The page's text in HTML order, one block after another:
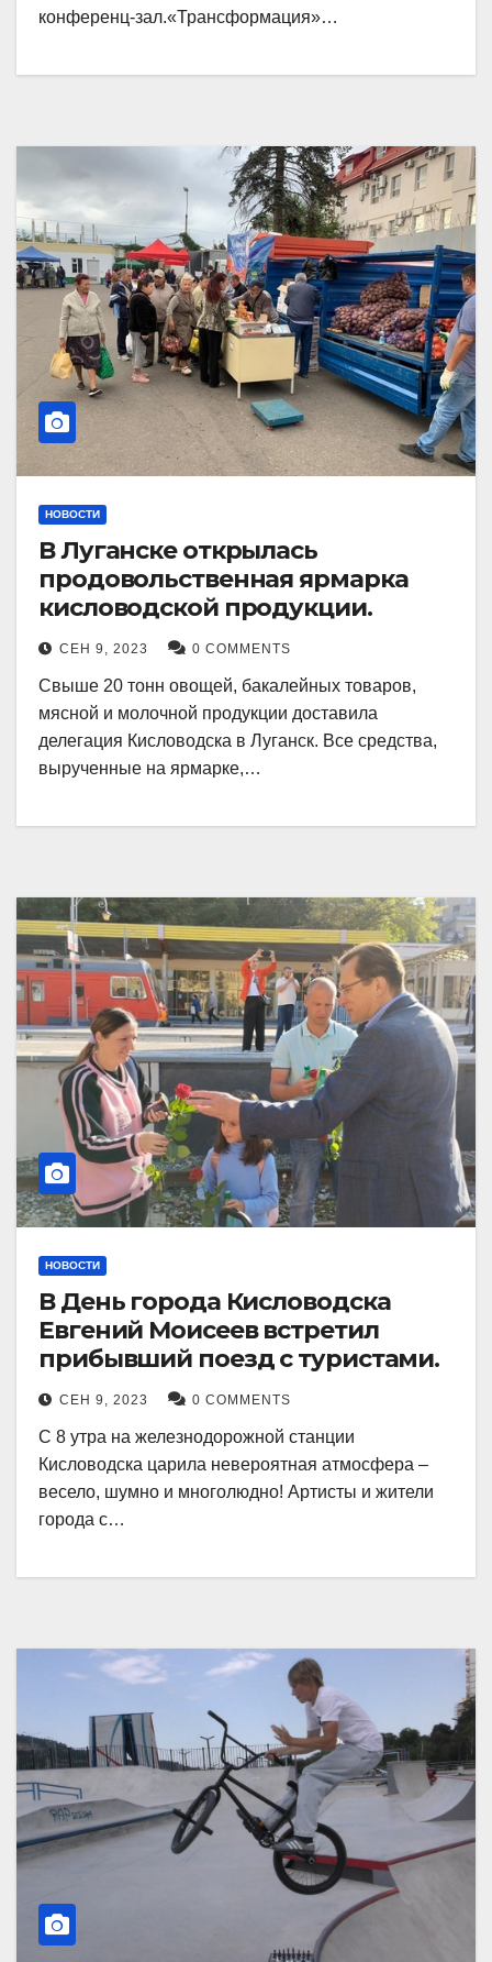
конференц-зал.«Трансформация»…
НОВОСТИ
В Луганске открылась
продовольственная ярмарка
кисловодской продукции.
СЕН 9, 2023 0 COMMENTS
Свыше 20 тонн овощей, бакалейных товаров,
мясной и молочной продукции доставила
делегация Кисловодска в Луганск. Все средства,
вырученные на ярмарке,…
НОВОСТИ
В День города Кисловодска
Евгений Моисеев встретил
прибывший поезд с туристами.
СЕН 9, 2023 0 COMMENTS
С 8 утра на железнодорожной станции
Кисловодска царила невероятная атмосфера –
весело, шумно и многолюдно! Артисты и жители
города с…